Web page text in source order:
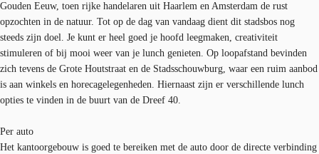
Gouden Eeuw, toen rijke handelaren uit Haarlem en Amsterdam de rust
opzochten in de natuur. Tot op de dag van vandaag dient dit stadsbos nog
steeds zijn doel. Je kunt er heel goed je hoofd leegmaken, creativiteit
stimuleren of bij mooi weer van je lunch genieten. Op loopafstand bevinden
zich tevens de Grote Houtstraat en de Stadsschouwburg, waar een ruim aanbod
is aan winkels en horecagelegenheden. Hiernaast zijn er verschillende lunch
opties te vinden in de buurt van de Dreef 40.
Per auto
Het kantoorgebouw is goed te bereiken met de auto door de directe verbinding